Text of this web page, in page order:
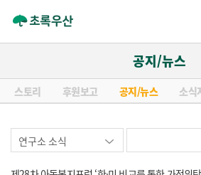
공지/뉴스
스토리 후원보고 공지/뉴스 소식